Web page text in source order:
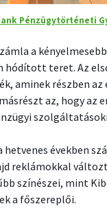
Pénzügytörténeti
a
hódított teret. Az
aminek részben
az, hogy az
hetvenes években
reklámokkal
színészei, mint
a főszereplői.